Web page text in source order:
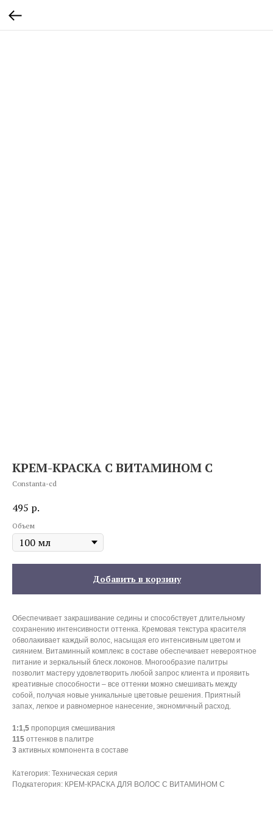
КРЕМ-КРАСКА С ВИТАМИНОМ С
Constanta-cd
495 р.
Объем
Добавить в корзину
Обеспечивает закрашивание седины и способствует длительному
сохранению интенсивности оттенка. Кремовая текстура красителя
обволакивает каждый волос, насыщая его интенсивным цветом и
сиянием. Витаминный комплекс в составе обеспечивает невероятное
питание и зеркальный блеск локонов. Многообразие палитры
позволит мастеру удовлетворить любой запрос клиента и проявить
креативные способности – все оттенки можно смешивать между
собой, получая новые уникальные цветовые решения. Приятный
запах, легкое и равномерное нанесение, экономичный расход.
1:1,5 пропорция смешивания
115 оттенков в палитре
3 активных компонента в составе
Категория: Техническая серия
Подкатегория: КРЕМ-КРАСКА ДЛЯ ВОЛОС С ВИТАМИНОМ С